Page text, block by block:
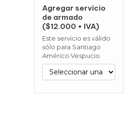
Agregar servicio
de armado
($12.000 + IVA)
Este servicio es válido
sólo para Santiago
Américo Vespucio.